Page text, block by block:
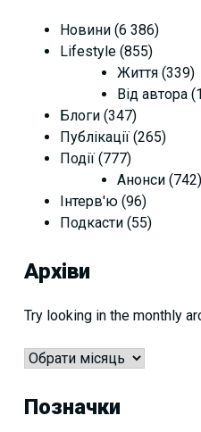
Новини (6 386)
Lifestyle (855)
Життя (339)
Від автора
Блоги (347)
Публікації (265)
Події (777)
Анонси (742)
Інтерв'ю (96)
Подкасти (55)
Архіви
Try looking in the monthly
Архіви
Позначки